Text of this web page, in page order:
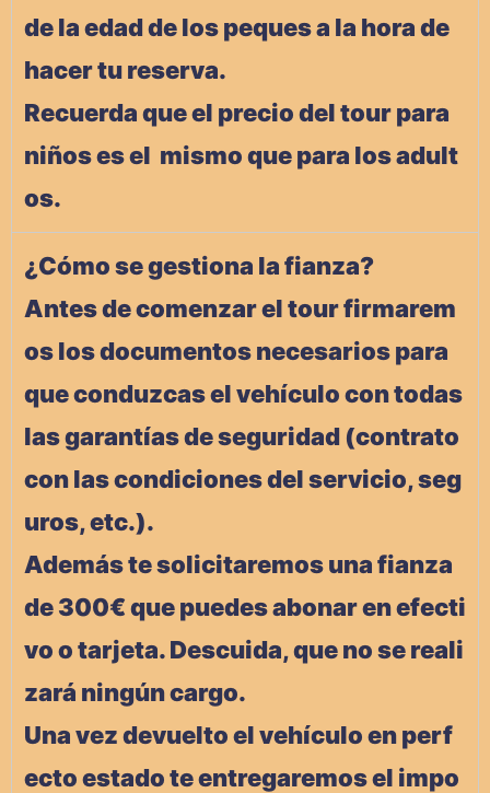
de la edad de los peques a la hora de
hacer tu reserva.
Recuerda que el precio del tour para
niños es el mismo que para los adult
os.
¿Cómo se gestiona la fianza?
Antes de comenzar el tour firmarem
os los documentos necesarios para
que conduzcas el vehículo con todas
las garantías de seguridad (contrato
con las condiciones del servicio, seg
uros, etc.).
Además te solicitaremos una fianza
de 300€ que puedes abonar en efecti
vo o tarjeta. Descuida, que no se reali
zará ningún cargo.
Una vez devuelto el vehículo en perf
ecto estado te entregaremos el impo